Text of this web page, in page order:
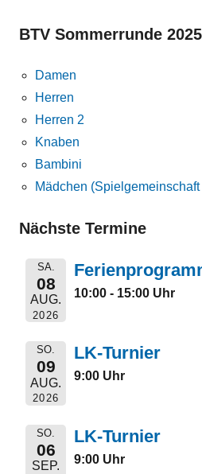
BTV Sommerrunde 2025
Damen
Herren
Herren 2
Knaben
Bambini
Mädchen
Nächste Termine
SA.
08
AUG.
2026
10:00 - 15:00 Uhr
SO.
09
AUG.
2026
LK-Turnier
9:00 Uhr
SO.
06
SEP.
LK-Turnier
9:00 Uhr